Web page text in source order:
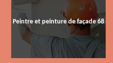
Peintre et peinture de façade 68